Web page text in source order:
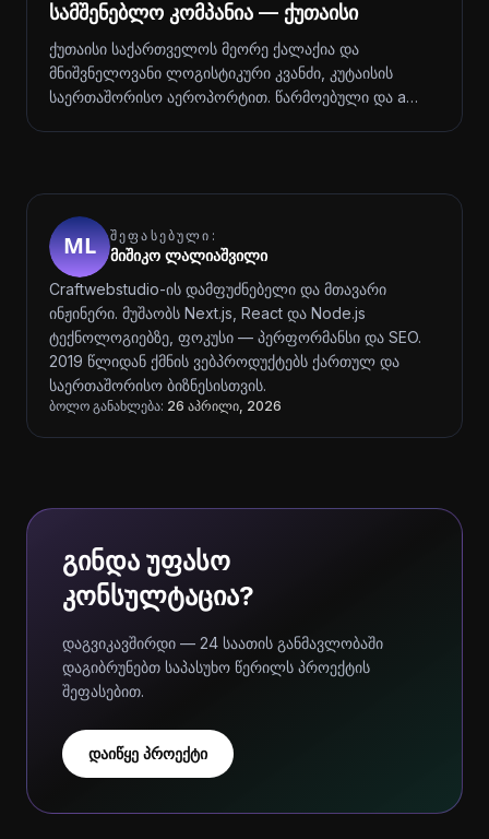
სამშენებლო კომპანია — ქუთაისი
ქუთაისი საქართველოს მეორე ქალაქია და
მნიშვნელოვანი ლოგისტიკური კვანძი, კუტაისის
საერთაშორისო აეროპორტით. წარმოებული და a…
ᲨᲔᲤᲐᲡᲔᲑᲣᲚᲘ:
მიშიკო ლალიაშვილი
Craftwebstudio-ის დამფუძნებელი და მთავარი
ინჟინერი. მუშაობს Next.js, React და Node.js
ტექნოლოგიებზე, ფოკუსი — პერფორმანსი და SEO.
2019 წლიდან ქმნის ვებპროდუქტებს ქართულ და
საერთაშორისო ბიზნესისთვის.
ბოლო განახლება: 26 აპრილი, 2026
გინდა უფასო
კონსულტაცია?
დაგვიკავშირდი — 24 საათის განმავლობაში
დაგიბრუნებთ საპასუხო წერილს პროექტის
შეფასებით.
დაიწყე პროექტი